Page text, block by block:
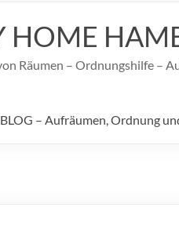
HOME
Räumen – Ordnungshilfe –
BLOG – Aufräumen, Ordnung